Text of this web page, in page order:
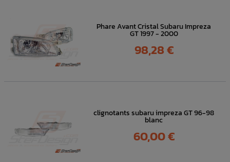
Phare Avant Cristal Subaru Impreza
GT 1997 - 2000
Prix
98,28 €
clignotants subaru impreza GT 96-98
blanc
Prix
60,00 €